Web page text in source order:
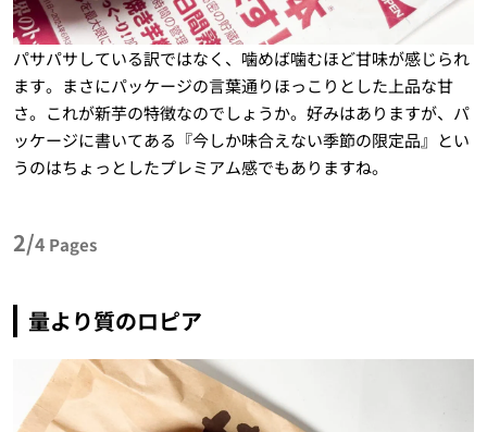
パサパサしている訳ではなく、噛めば噛むほど甘味が感じられ
ます。まさにパッケージの言葉通りほっこりとした上品な甘
さ。これが新芋の特徴なのでしょうか。好みはありますが、パ
ッケージに書いてある『今しか味合えない季節の限定品』とい
うのはちょっとしたプレミアム感でもありますね。
2/4 Pages
量より質のロピア